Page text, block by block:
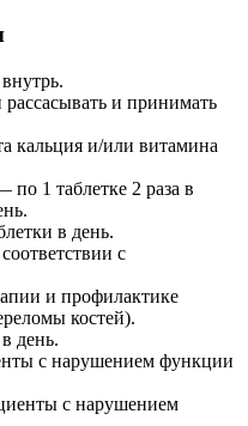
и принимать
кальция и/или витамина
1 таблетке 2 раза в
в день.
с
и профилактике
костей).
день.
с нарушением функции
с нарушением